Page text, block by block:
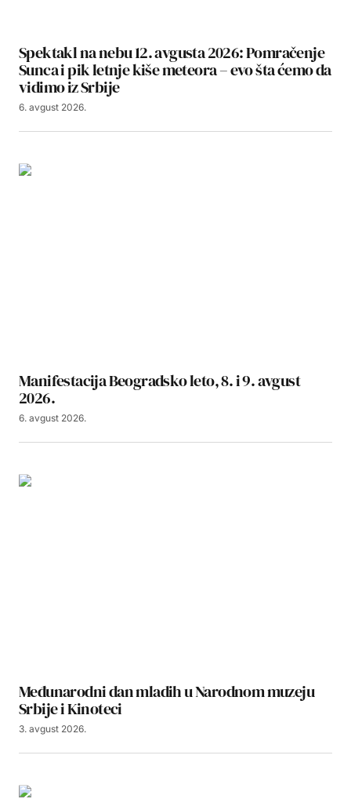
Spektakl na nebu 12. avgusta 2026: Pomračenje
Sunca i pik letnje kiše meteora – evo šta ćemo da
vidimo iz Srbije
6. avgust 2026.
Manifestacija Beogradsko leto, 8. i 9. avgust
2026.
6. avgust 2026.
Međunarodni dan mladih u Narodnom muzeju
Srbije i Kinoteci
3. avgust 2026.